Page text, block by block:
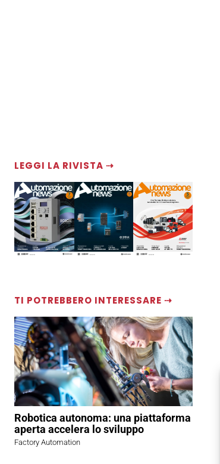
LEGGI LA RIVISTA ⇢
TI POTREBBERO INTERESSARE ⇢
Robotica autonoma: una piattaforma
aperta accelera lo sviluppo
Factory Automation